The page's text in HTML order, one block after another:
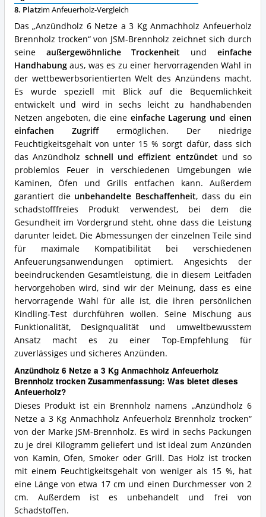
8. Platzim Anfeuerholz-Vergleich
Das „Anzündholz 6 Netze a 3 Kg Anmachholz Anfeuerholz
Brennholz trocken“ von JSM-Brennholz zeichnet sich durch
seine außergewöhnliche Trockenheit und einfache
Handhabungaus, was es zu einer hervorragenden Wahl in
der wettbewerbsorientierten Welt des Anzündens macht.
Es wurde speziell mit Blick auf die Bequemlichkeit
entwickelt und wird in sechs leicht zu handhabenden
Netzen angeboten, die eine einfache Lagerung und einen
einfachen Zugriffermöglichen. Der niedrige
Feuchtigkeitsgehalt von unter 15 % sorgt dafür, dass sich
das Anzündholz schnell und effizient entzündetund so
problemlos Feuer in verschiedenen Umgebungen wie
Kaminen, Öfen und Grills entfachen kann. Außerdem
garantiert die unbehandelte Beschaffenheit, dass du ein
schadstofffreies Produkt verwendest, bei dem die
Gesundheit im Vordergrund steht, ohne dass die Leistung
darunter leidet. Die Abmessungen der einzelnen Teile sind
für maximale Kompatibilität bei verschiedenen
Anfeuerungsanwendungen optimiert. Angesichts der
beeindruckenden Gesamtleistung, die in diesem Leitfaden
hervorgehoben wird, sind wir der Meinung, dass es eine
hervorragende Wahl für alle ist, die ihren persönlichen
Kindling-Test durchführen wollen. Seine Mischung aus
Funktionalität, Designqualität und umweltbewusstem
Ansatz macht es zu einer Top-Empfehlung für
zuverlässiges und sicheres Anzünden.
Anzündholz 6 Netze a 3 Kg Anmachholz Anfeuerholz
Brennholz trocken Zusammenfassung: Was bietet dieses
Anfeuerholz?
Dieses Produkt ist ein Brennholz namens „Anzündholz 6
Netze a 3 Kg Anmachholz Anfeuerholz Brennholz trocken“
von der Marke JSM-Brennholz. Es wird in sechs Packungen
zu je drei Kilogramm geliefert und ist ideal zum Anzünden
von Kamin, Ofen, Smoker oder Grill. Das Holz ist trocken
mit einem Feuchtigkeitsgehalt von weniger als 15 %, hat
eine Länge von etwa 17 cm und einen Durchmesser von 2
cm. Außerdem ist es unbehandelt und frei von
Schadstoffen.
Anfeuerholz
Brennholz
trocken
Vorteile:
Was
spricht
für
dieses
Anfeuerholz?